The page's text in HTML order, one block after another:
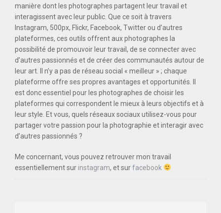
manière dont les photographes partagent leur travail et
interagissent avec leur public. Que ce soit à travers
Instagram, 500px, Flickr, Facebook, Twitter ou d’autres
plateformes, ces outils offrent aux photographes la
possibilité de promouvoir leur travail, de se connecter avec
d’autres passionnés et de créer des communautés autour de
leur art. Il n’y a pas de réseau social « meilleur » ; chaque
plateforme offre ses propres avantages et opportunités. Il
est donc essentiel pour les photographes de choisir les
plateformes qui correspondent le mieux à leurs objectifs et à
leur style. Et vous, quels réseaux sociaux utilisez-vous pour
partager votre passion pour la photographie et interagir avec
d’autres passionnés ?
Me concernant, vous pouvez retrouver mon travail
essentiellement sur instagram, et surfacebook